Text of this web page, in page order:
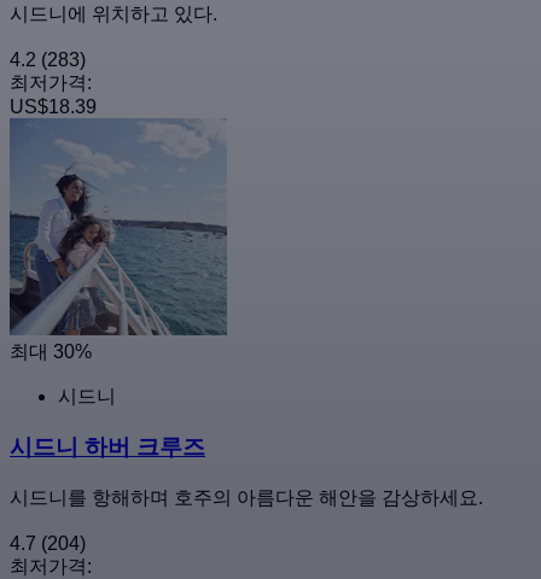
시드니에 위치하고 있다.
4.2 (283)
최저가격:
US$18.39
최대 30%
시드니
시드니 하버 크루즈
시드니를 항해하며 호주의 아름다운 해안을 감상하세요.
4.7 (204)
최저가격: